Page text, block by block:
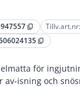
content_copy Tillv.art.nr:
content_copy
för
av-isning och